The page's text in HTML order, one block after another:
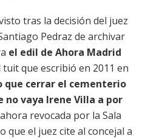
tras la decisión del juez
Pedraz de archivar
el edil de Ahora Madrid
tuit que escribió en 2011 en
que cerrar el cementerio
no vaya Irene Villa a por
revocada por la Sala
que el juez cite al concejal a